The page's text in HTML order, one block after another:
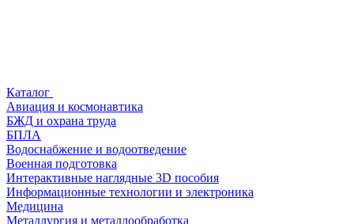
Каталог
Авиация и космонавтика
БЖД и охрана труда
БПЛА
Водоснабжение и водоотведение
Военная подготовка
Интерактивные наглядные 3D пособия
Информационные технологии и электроника
Медицина
Металлургия и металлообработка